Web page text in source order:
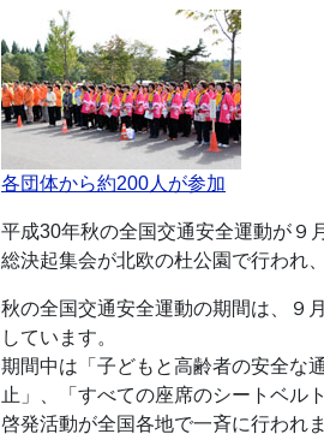
各団体から約200人が参加
平成30年秋の全国交通安全運動が９
総決起集会が北欧の杜公園で行われ
秋の全国交通安全運動の期間は、９
しています。
期間中は「子どもと高齢者の安全な
止」、「すべての座席のシートベル
啓発活動が全国各地で一斉に行われ